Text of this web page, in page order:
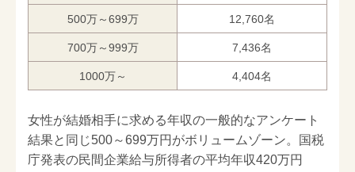
500万～699万 12,760名
700万～999万 7,436名
1000万～ 4,404名
女性が結婚相手に求める年収の一般的なアンケート
結果と同じ500～699万円がボリュームゾーン。国税
庁発表の民間企業給与所得者の平均年収420万円